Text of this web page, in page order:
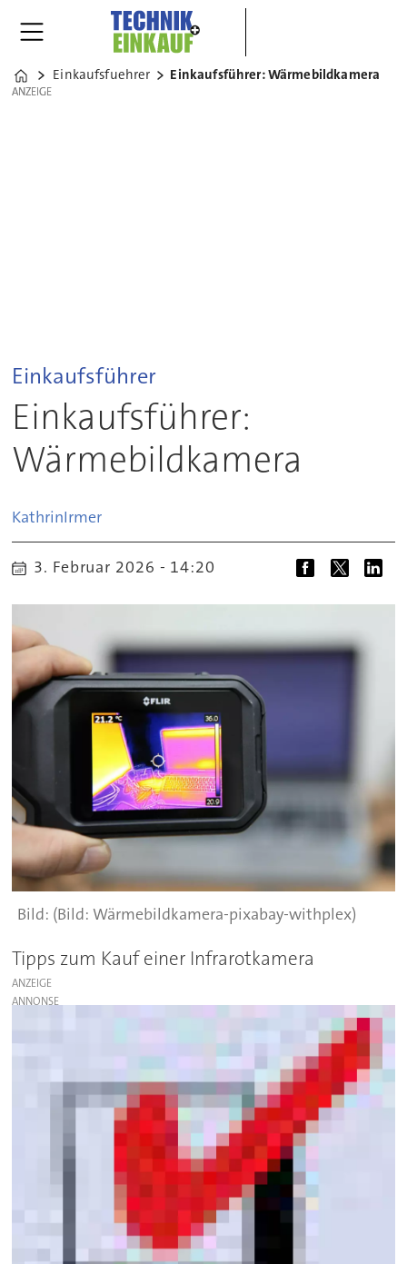
Home
Einkaufsfuehrer Einkaufsführer: Wärmebildkamera
ANZEIGE
ANZEIGE
Einkaufsführer
Einkaufsführer:
Wärmebildkamera
KathrinIrmer
3. Februar 2026 - 14:20
(Bild: Wärmebildkamera-pixabay-withplex)
Tipps zum Kauf einer Infrarotkamera
ANZEIGE